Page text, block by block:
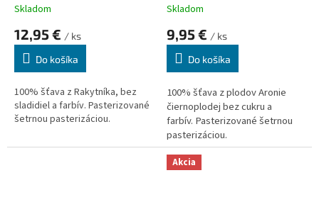
Skladom
12,95 € / ks
Do košíka
100% šťava z Rakytníka, bez
sladidiel a farbív. Pasterizované
šetrnou pasterizáciou.
Skladom
9,95 € / ks
Do košíka
100% šťava z plodov Aronie
čiernoplodej bez cukru a
farbív. Pasterizované šetrnou
pasterizáciou.
Akcia